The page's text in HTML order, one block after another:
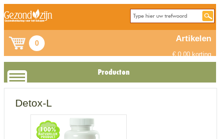
0 Artikelen
€ 0.00 korting
Producten
Detox-L